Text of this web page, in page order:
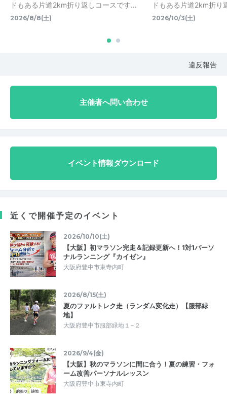
ドもある片道2km折り返しコースです…
2026/8/8(土)
ドもある片道2km折
2026/10/3(土)
違反報告
主催者へ問い合わせ
イベント情報ダウンロード
近くで開催予定のイベント
2026/10/10(土)
【大阪】初マラソン完走＆記録更新へ！1対1パーソ
ナルランニング『カイゼン』
大阪府豊中市東寺内町
2026/8/15(土)
夏のファルトレク走（ランダム変化走）【服部緑
地】
大阪府豊中市服部緑地１−２
2026/9/4(金)
【大阪】秋のマラソンに間に合う！夏の練習・フォ
ーム改善パーソナルレッスン
大阪府豊中市東寺内町